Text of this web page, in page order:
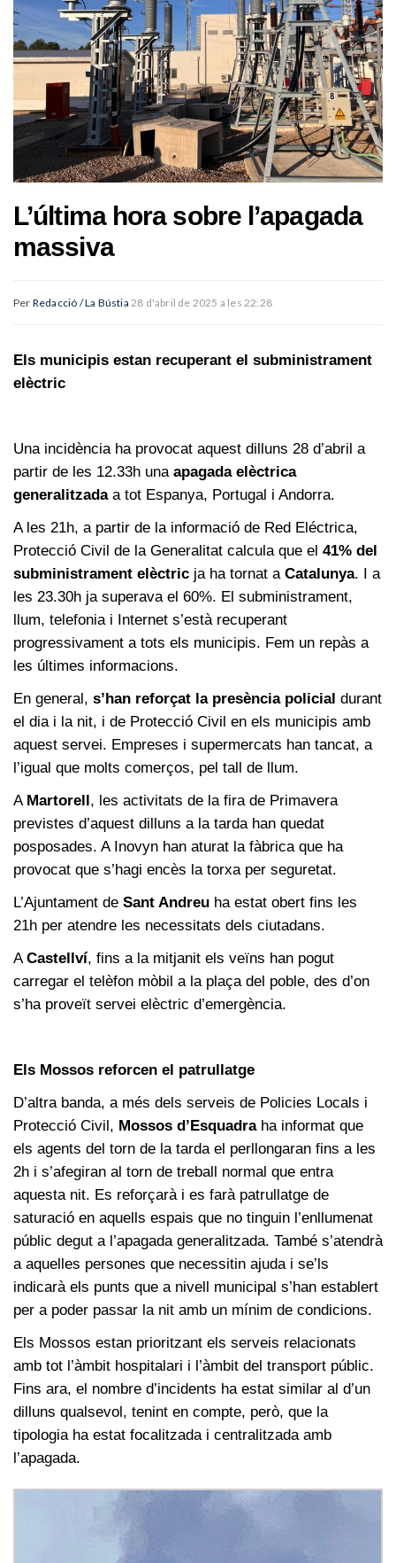
L’última hora sobre l’apagada
massiva
Per Redacció / La Bústia 28 d'abril de 2025 a les 22:28
Els municipis estan recuperant el subministrament
elèctric
Una incidència ha provocat aquest dilluns 28 d’abril a
partir de les 12.33h una apagada elèctrica
generalitzadaa tot Espanya, Portugal i Andorra.
A les 21h, a partir de la informació de Red Eléctrica,
Protecció Civil de la Generalitat calcula que el 41% del
subministrament elèctric ja ha tornat a Catalunya. I a
les 23.30h ja superava el 60%. El subministrament,
llum, telefonia i Internet s’està recuperant
progressivament a tots els municipis. Fem un repàs a
les últimes informacions.
En general, s’han reforçat la presència policial durant
el dia i la nit, i de Protecció Civil en els municipis amb
aquest servei. Empreses i supermercats han tancat, a
l’igual que molts comerços, pel tall de llum.
A Martorell, les activitats de la fira de Primavera
previstes d’aquest dilluns a la tarda han quedat
posposades. A Inovyn han aturat la fàbrica que ha
provocat que s’hagi encès la torxa per seguretat.
L’Ajuntament de Sant Andreu ha estat obert fins les
21h per atendre les necessitats dels ciutadans.
A Castellví, fins a la mitjanit els veïns han pogut
carregar el telèfon mòbil a la plaça del poble, des d’on
s’ha proveït servei elèctric d’emergència.
Els Mossos reforcen el patrullatge
D’altra banda, a més dels serveis de Policies Locals i
Protecció Civil, Mossos d’Esquadraha informat que
els agents del torn de la tarda el perllongaran fins a les
2h i s’afegiran al torn de treball normal que entra
aquesta nit. Es reforçarà i es farà patrullatge de
saturació en aquells espais que no tinguin l’enllumenat
públic degut a l’apagada generalitzada. També s’atendrà
a aquelles persones que necessitin ajuda i se’ls
indicarà els punts que a nivell municipal s’han establert
per a poder passar la nit amb un mínim de condicions.
Els Mossos estan prioritzant els serveis relacionats
amb tot l’àmbit hospitalari i l’àmbit del transport públic.
Fins ara, el nombre d’incidents ha estat similar al d’un
dilluns qualsevol, tenint en compte, però, que la
tipologia ha estat focalitzada i centralitzada amb
l’apagada.